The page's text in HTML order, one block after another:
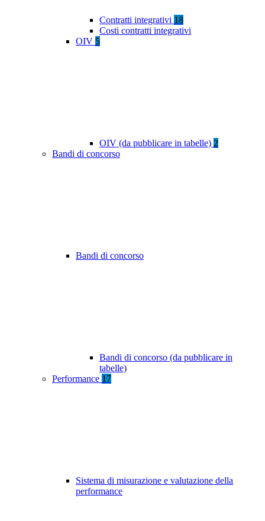
Contratti integrativi 18
Costi contratti integrativi
OIV 5
OIV (da pubblicare in tabelle) 2
Bandi di concorso
Bandi di concorso
Bandi di concorso (da pubblicare in
tabelle)
Performance 17
Sistema di misurazione e valutazione della
performance